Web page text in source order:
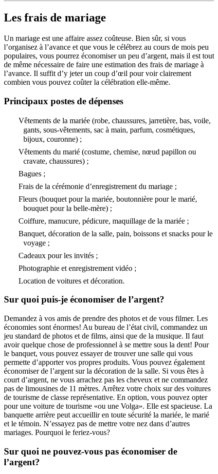
Les frais de mariage
Un mariage est une affaire assez coûteuse. Bien sûr, si vous
l’organisez à l’avance et que vous le célébrez au cours de mois peu
populaires, vous pourrez économiser un peu d’argent, mais il est tout
de même nécessaire de faire une estimation des frais de mariage à
l’avance. Il suffit d’y jeter un coup d’œil pour voir clairement
combien vous pouvez coûter la célébration elle-même.
Principaux postes de dépenses
Vêtements de la mariée (robe, chaussures, jarretière, bas, voile,
gants, sous-vêtements, sac à main, parfum, cosmétiques,
bijoux, couronne) ;
Vêtements du marié (costume, chemise, nœud papillon ou
cravate, chaussures) ;
Bagues ;
Frais de la cérémonie d’enregistrement du mariage ;
Fleurs (bouquet pour la mariée, boutonnière pour le marié,
bouquet pour la belle-mère) ;
Coiffure, manucure, pédicure, maquillage de la mariée ;
Banquet, décoration de la salle, pain, boissons et snacks pour le
voyage ;
Cadeaux pour les invités ;
Photographie et enregistrement vidéo ;
Location de voitures et décoration.
Sur quoi puis-je économiser de l’argent?
Demandez à vos amis de prendre des photos et de vous filmer. Les
économies sont énormes! Au bureau de l’état civil, commandez un
jeu standard de photos et de films, ainsi que de la musique. Il faut
avoir quelque chose de professionnel à se mettre sous la dent! Pour
le banquet, vous pouvez essayer de trouver une salle qui vous
permette d’apporter vos propres produits. Vous pouvez également
économiser de l’argent sur la décoration de la salle. Si vous êtes à
court d’argent, ne vous arrachez pas les cheveux et ne commandez
pas de limousines de 11 mètres. Arrêtez votre choix sur des voitures
de tourisme de classe représentative. En option, vous pouvez opter
pour une voiture de tourisme «ou une Volga». Elle est spacieuse. La
banquette arrière peut accueillir en toute sécurité la mariée, le marié
et le témoin. N’essayez pas de mettre votre nez dans d’autres
mariages. Pourquoi le feriez-vous?
Sur quoi ne pouvez-vous pas économiser de
l’argent?